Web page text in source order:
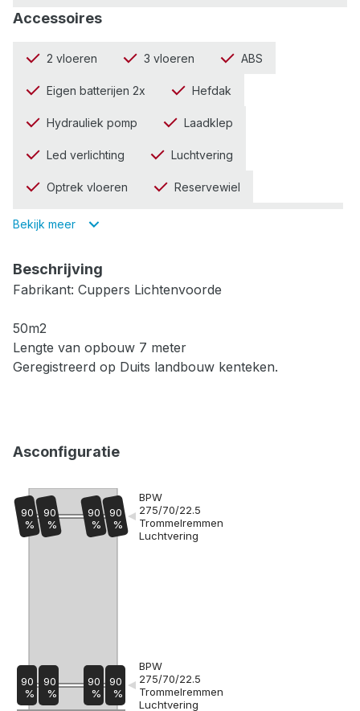
Accessoires
2 vloeren 3 vloeren ABS
Eigen batterijen 2x Hefdak
Hydrauliek pomp Laadklep
Led verlichting Luchtvering
Optrek vloeren Reservewiel
Ruime kist
Bekijk meer
Beschrijving
Fabrikant: Cuppers Lichtenvoorde
50m2
Lengte van opbouw 7 meter
Geregistreerd op Duits landbouw kenteken.
Asconfiguratie
90
%
90
%
90
%
90
%
BPW
275/70/22.5
Trommelremmen
Luchtvering
90
%
90
%
90
%
90
%
BPW
275/70/22.5
Trommelremmen
Luchtvering